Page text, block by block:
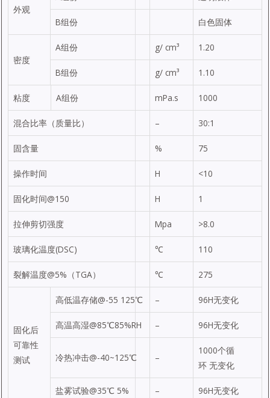
外观
B组份 白色固体
密度
A组份 g/ cm³ 1.20
B组份 g/ cm³ 1.10
粘度 A组份 mPa.s 1000
混合比率（质量比） – 30:1
固含量 % 75
操作时间 H <10
固化时间@150 H 1
拉伸剪切强度 Mpa >8.0
玻璃化温度(DSC) ℃ 110
裂解温度@5%（TGA） ℃ 275
固化后
可靠性
测试
高低温存储@-55 125℃ – 96H无变化
高温高湿@85℃85%RH – 96H无变化
冷热冲击@-40~125℃ –
1000个循
环 无变化
盐雾试验@35℃ 5% – 96H无变化